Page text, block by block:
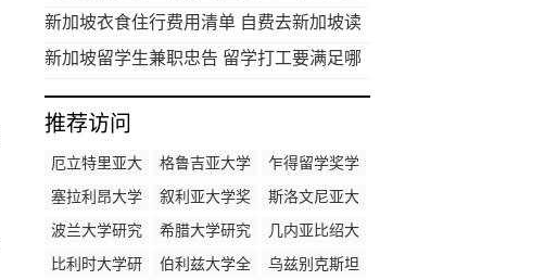
新加坡衣食住行费用清单 自费去新加坡读
研一年要多少钱
新加坡留学生兼职忠告 留学打工要满足哪
推荐访问
厄立特里亚大
学研究生奖学
格鲁吉亚大学
本科生奖学金
乍得留学奖学
金申请
塞拉利昂大学
全额奖学金
叙利亚大学奖
学金排名
斯洛文尼亚大
学研究生奖学
波兰大学研究
生奖学金
希腊大学研究
生奖学金
几内亚比绍大
学奖学金制度
比利时大学研
伯利兹大学全
乌兹别克斯坦